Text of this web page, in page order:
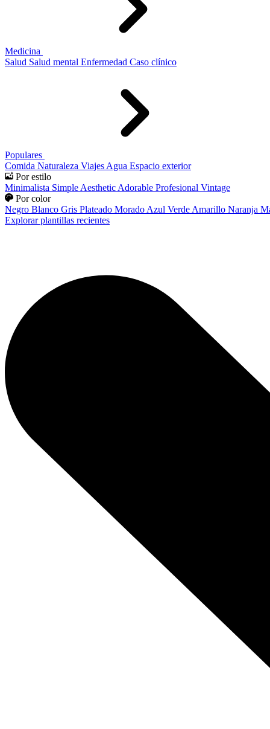
Medicina
Salud Salud mental Enfermedad Caso clínico
Populares
Comida Naturaleza Viajes Agua Espacio exterior
Por estilo
Minimalista Simple Aesthetic Adorable Profesional Vintage
Por color
Negro Blanco Gris Plateado Morado Azul Verde Amarillo Naranja
Explorar plantillas recientes